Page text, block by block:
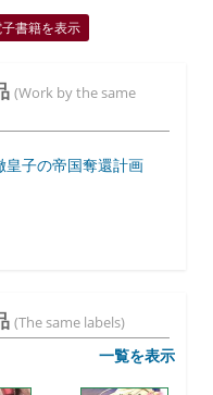
子書籍を表示
(Work by the same
皇子の帝国奪還計画
(The same labels)
一覧を表示